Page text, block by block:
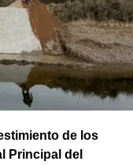
de los
Principal del